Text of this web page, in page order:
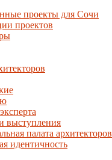
проекты для Сочи
проектов
выступления
палата архитекторов
идентичность